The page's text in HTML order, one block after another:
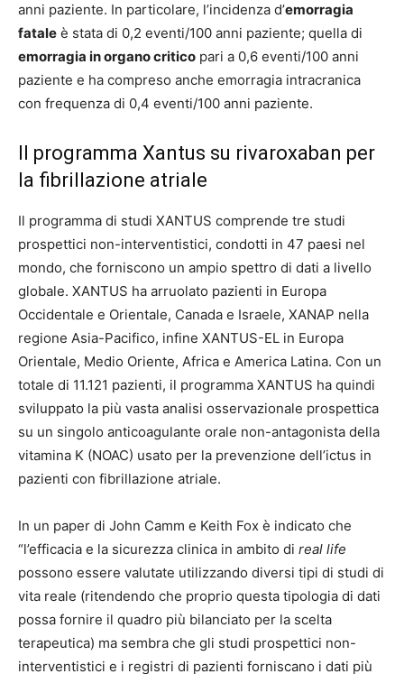
anni paziente. In particolare, l’incidenza d’emorragia
fatale è stata di 0,2 eventi/100 anni paziente; quella di
emorragia in organo critico pari a 0,6 eventi/100 anni
paziente e ha compreso anche emorragia intracranica
con frequenza di 0,4 eventi/100 anni paziente.
Il programma Xantus su rivaroxaban per
la fibrillazione atriale
Il programma di studi XANTUS comprende tre studi
prospettici non-interventistici, condotti in 47 paesi nel
mondo, che forniscono un ampio spettro di dati a livello
globale. XANTUS ha arruolato pazienti in Europa
Occidentale e Orientale, Canada e Israele, XANAP nella
regione Asia-Pacifico, infine XANTUS-EL in Europa
Orientale, Medio Oriente, Africa e America Latina. Con un
totale di 11.121 pazienti, il programma XANTUS ha quindi
sviluppato la più vasta analisi osservazionale prospettica
su un singolo anticoagulante orale non-antagonista della
vitamina K (NOAC) usato per la prevenzione dell’ictus in
pazienti con fibrillazione atriale.
In un paper di John Camm e Keith Fox è indicato che
“l’efficacia e la sicurezza clinica in ambito di real life
possono essere valutate utilizzando diversi tipi di studi di
vita reale (ritendendo che proprio questa tipologia di dati
possa fornire il quadro più bilanciato per la scelta
terapeutica) ma sembra che gli studi prospettici non-
interventistici e i registri di pazienti forniscano i dati più